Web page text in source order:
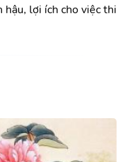
hậu, lợi ích cho việc thi